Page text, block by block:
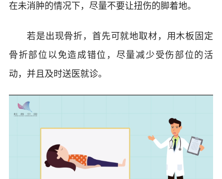
在未消肿的情况下，尽量不要让扭伤的脚着地。
若是出现骨折，首先可就地取材，用木板固定
骨折部位以免造成错位，尽量减少受伤部位的活
动，并且及时送医就诊。